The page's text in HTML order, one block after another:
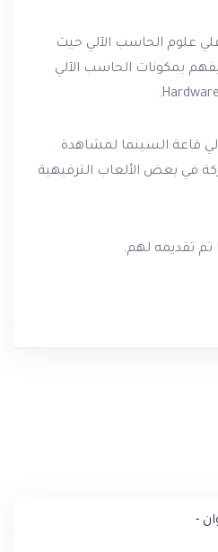
علوم الحاسب الآلي حيث
بمكونات الحاسب الآلي
قاعة السينما لمشاهدة
في بعض الألعاب الترفيهية
تم تقديمه لهم.